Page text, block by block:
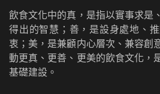
飲食文化中的真，是指以實事求是
得出的智慧；善，是設身處地、
衷；美，是兼顧内心層次、兼容創
動更真、更善、更美的飲食文化，
基礎建設。